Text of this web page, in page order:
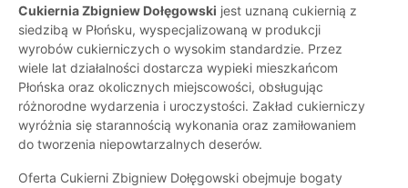
Cukiernia Zbigniew Dołęgowski jest uznaną cukiernią z
siedzibą w Płońsku, wyspecjalizowaną w produkcji
wyrobów cukierniczych o wysokim standardzie. Przez
wiele lat działalności dostarcza wypieki mieszkańcom
Płońska oraz okolicznych miejscowości, obsługując
różnorodne wydarzenia i uroczystości. Zakład cukierniczy
wyróżnia się starannością wykonania oraz zamiłowaniem
do tworzenia niepowtarzalnych deserów.
Oferta Cukierni Zbigniew Dołęgowski obejmuje bogaty